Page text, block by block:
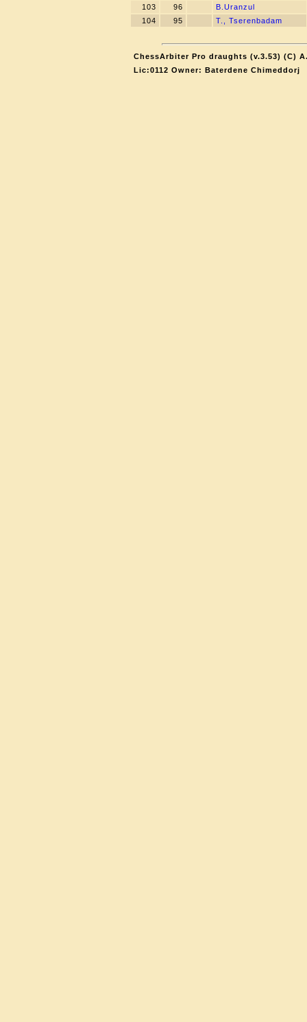
103 96
B.Uranzul
104
95 T., Tserenbadam
ChessArbiter Pro draughts (v.3.53) (C)
Lic:0112 Owner: Baterdene Chimeddorj